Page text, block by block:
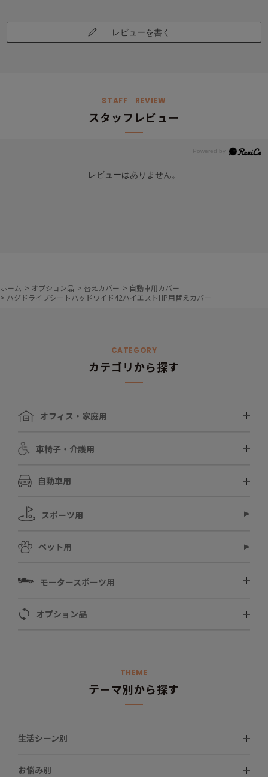
レビューを書く
STAFF REVIEW
スタッフレビュー
レビューはありません。
ホーム > オプション品 > 替えカバー > 自動車用カバー
> ハグドライブシートパッドワイド42ハイエストHP用替えカバー
CATEGORY
カテゴリから探す
オフィス・家庭用
車椅子・介護用
自動車用
スポーツ用
ペット用
モータースポーツ用
オプション品
THEME
テーマ別から探す
生活シーン別
お悩み別